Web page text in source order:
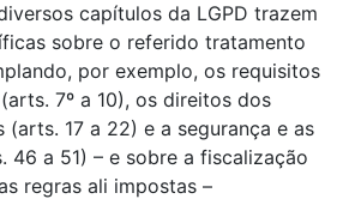
capítulos da LGPD trazem
sobre o referido tratamento
por exemplo, os requisitos
7º a 10), os direitos dos
17 a 22) e a segurança e as
46 a 51) – e sobre a fiscalização
regras ali impostas –